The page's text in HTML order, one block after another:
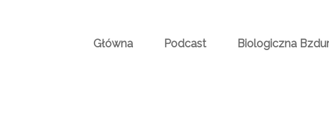
Główna Podcast Biologiczna